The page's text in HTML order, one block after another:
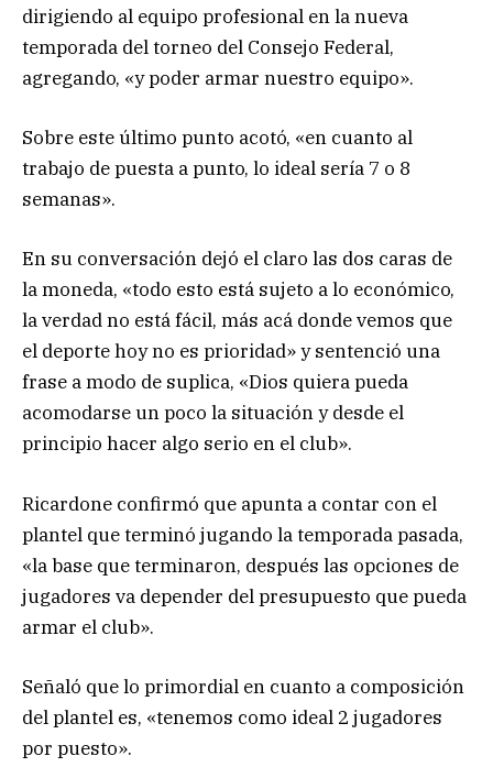
dirigiendo al equipo profesional en la nueva
temporada del torneo del Consejo Federal,
agregando, «y poder armar nuestro equipo».
Sobre este último punto acotó, «en cuanto al
trabajo de puesta a punto, lo ideal sería 7 o 8
semanas».
En su conversación dejó el claro las dos caras de
la moneda, «todo esto está sujeto a lo económico,
la verdad no está fácil, más acá donde vemos que
el deporte hoy no es prioridad» y sentenció una
frase a modo de suplica, «Dios quiera pueda
acomodarse un poco la situación y desde el
principio hacer algo serio en el club».
Ricardone confirmó que apunta a contar con el
plantel que terminó jugando la temporada pasada,
«la base que terminaron, después las opciones de
jugadores va depender del presupuesto que pueda
armar el club».
Señaló que lo primordial en cuanto a composición
del plantel es, «tenemos como ideal 2 jugadores
por puesto».